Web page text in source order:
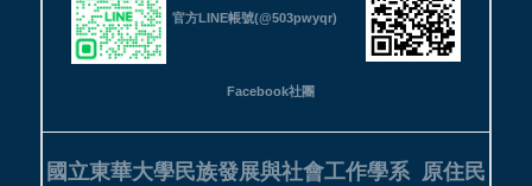
官方LINE帳號(@503pwyqr)
Facebook社團
國立東華大學民族發展與社會工作學系 原住民